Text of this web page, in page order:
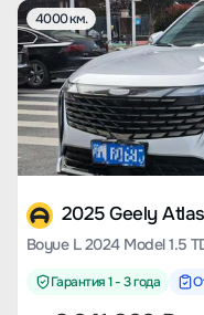
4000 км.
2025 Geely
Boyue L 2024 Model 1.5
Гарантия 1 - 3 года